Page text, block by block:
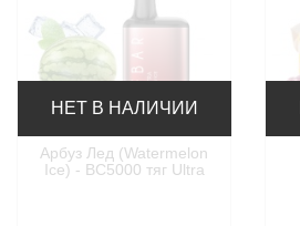
НЕТ В НАЛИЧИИ
Арбуз Лед (Watermelon
Ice) - BC5000 тяг Ultra